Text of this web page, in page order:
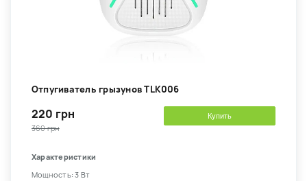
Отпугиватель грызунов TLK006
220 грн
360 грн
Купить
Характеристики
Мощность: 3 Вт